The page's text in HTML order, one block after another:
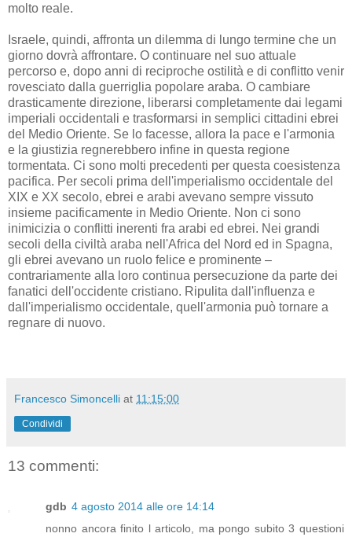
molto reale.
Israele, quindi, affronta un dilemma di lungo termine che un
giorno dovrà affrontare. O continuare nel suo attuale
percorso e, dopo anni di reciproche ostilità e di conflitto venir
rovesciato dalla guerriglia popolare araba. O cambiare
drasticamente direzione, liberarsi completamente dai legami
imperiali occidentali e trasformarsi in semplici cittadini ebrei
del Medio Oriente. Se lo facesse, allora la pace e l'armonia
e la giustizia regnerebbero infine in questa regione
tormentata. Ci sono molti precedenti per questa coesistenza
pacifica. Per secoli prima dell'imperialismo occidentale del
XIX e XX secolo, ebrei e arabi avevano sempre vissuto
insieme pacificamente in Medio Oriente. Non ci sono
inimicizia o conflitti inerenti fra arabi ed ebrei. Nei grandi
secoli della civiltà araba nell'Africa del Nord ed in Spagna,
gli ebrei avevano un ruolo felice e prominente –
contrariamente alla loro continua persecuzione da parte dei
fanatici dell'occidente cristiano. Ripulita dall'influenza e
dall'imperialismo occidentale, quell'armonia può tornare a
regnare di nuovo.
Francesco Simoncelli at 11:15:00
Condividi
13 commenti:
gdb 4 agosto 2014 alle ore 14:14
nonno ancora finito l articolo, ma pongo subito 3 questioni